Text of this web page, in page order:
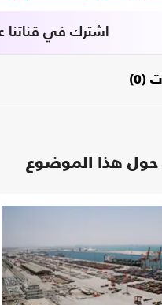
اشترك في قناتنا
(0)
حول هذا الموضوع